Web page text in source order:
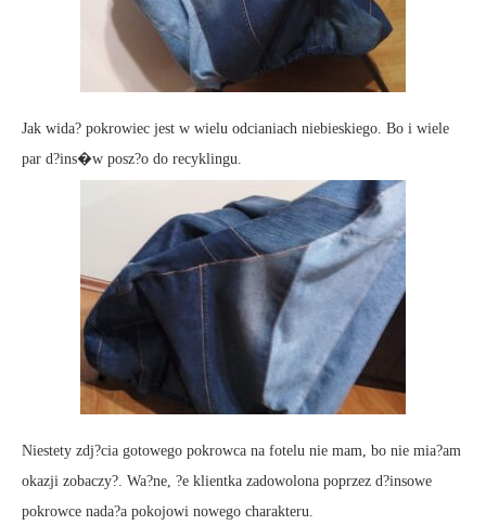
Jak wida? pokrowiec jest w wielu odcianiach niebieskiego. Bo i wiele
par d?ins�w posz?o do recyklingu.
Niestety zdj?cia gotowego pokrowca na fotelu nie mam, bo nie mia?am
okazji zobaczy?. Wa?ne, ?e klientka zadowolona poprzez d?insowe
pokrowce nada?a pokojowi nowego charakteru.